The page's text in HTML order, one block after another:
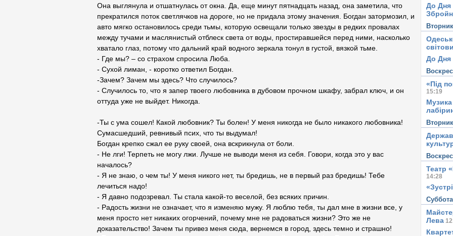
Она выглянула и отшатнулась от окна. Да, еще минут пятнадцать назад, она заметила, что
прекратился поток светлячков на дороге, но не придала этому значения. Богдан затормозил, и
авто мягко остановилось среди тьмы, которую освещали только звезды в редких провалах
между тучами и маслянистый отблеск света от воды, простиравшейся перед ними, насколько
хватало глаз, потому что дальний край водного зеркала тонул в густой, вязкой тьме.
- Где мы? – со страхом спросила Люба.
- Сухой лиман, - коротко ответил Богдан.
-Зачем? Зачем мы здесь? Что случилось?
- Случилось то, что я запер твоего любовника в дубовом прочном шкафу, забрал ключ, и он
оттуда уже не выйдет. Никогда.
-Ты с ума сошел! Какой любовник? Ты болен! У меня никогда не было никакого любовника!
Сумасшедший, ревнивый псих, что ты выдумал!
Богдан крепко сжал ее руку своей, она вскрикнула от боли.
- Не лги! Терпеть не могу лжи. Лучше не выводи меня из себя. Говори, когда это у вас
началось?
- Я не знаю, о чем ты! У меня никого нет, ты бредишь, не в первый раз бредишь! Тебе
лечиться надо!
- Я давно подозревал. Ты стала какой-то веселой, без всяких причин.
- Радость жизни не означает, что я изменяю мужу. Я люблю тебя, ты дал мне в жизни все, у
меня просто нет никаких огорчений, почему мне не радоваться жизни? Это же не
доказательство! Зачем ты привез меня сюда, вернемся в город, здесь темно и страшно!
До Дня
До Дня
«Під
15:19
Театр
14:28
Лева